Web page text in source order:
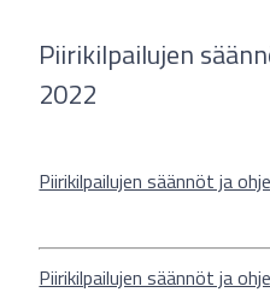
Piirikilpailujen
2022
Piirikilpailujen säännöt ja
Piirikilpailujen säännöt ja